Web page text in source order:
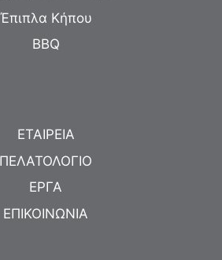
Έπιπλα Κήπου
BBQ
ΕΤΑΙΡΕΙΑ
ΠΕΛΑΤΟΛΟΓΙΟ
ΕΡΓΑ
ΕΠΙΚΟΙΝΩΝΙΑ